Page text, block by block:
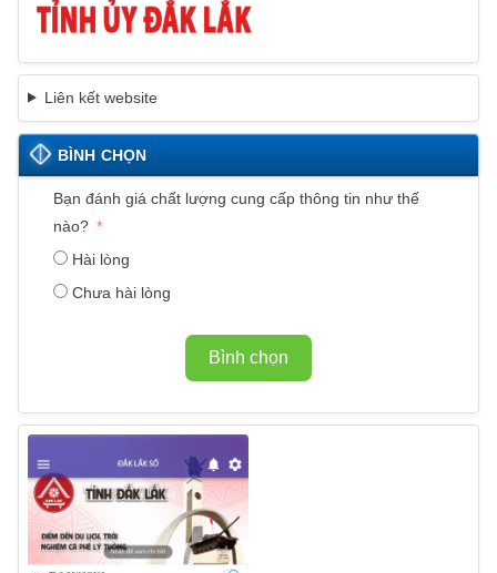
Liên kết website
BÌNH CHỌN
Bạn đánh giá chất lượng cung cấp thông tin như thế
nào?
Hài lòng
Chưa hài lòng
Bình chọn